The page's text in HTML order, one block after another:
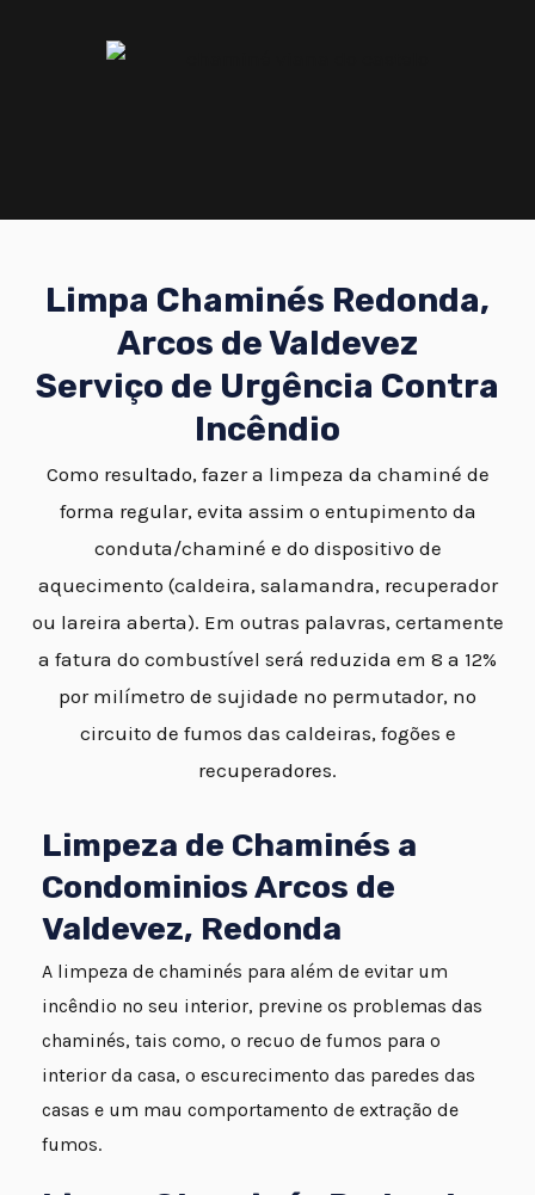
Limpa Chaminés Redonda,
Arcos de Valdevez
Serviço de Urgência Contra
Incêndio
Como resultado, fazer a limpeza da chaminé de
forma regular, evita assim o entupimento da
conduta/chaminé e do dispositivo de
aquecimento (caldeira, salamandra, recuperador
ou lareira aberta). Em outras palavras, certamente
a fatura do combustível será reduzida em 8 a 12%
por milímetro de sujidade no permutador, no
circuito de fumos das caldeiras, fogões e
recuperadores.
Limpeza de Chaminés a
Condominios Arcos de
Valdevez, Redonda
A limpeza de chaminés para além de evitar um
incêndio no seu interior, previne os problemas das
chaminés, tais como, o recuo de fumos para o
interior da casa, o escurecimento das paredes das
casas e um mau comportamento de extração de
fumos.